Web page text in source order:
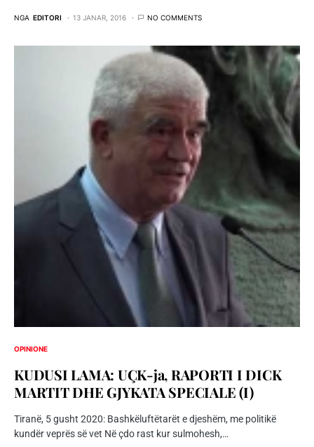
NGA EDITORI 13 JANAR, 2016 NO COMMENTS
OPINIONE
KUDUSI LAMA: UÇK-ja, RAPORTI I DICK
MARTIT DHE GJYKATA SPECIALE (I)
Tiranë, 5 gusht 2020: Bashkëluftëtarët e djeshëm, me politikë
kundër veprës së vet Në çdo rast kur sulmohesh,…